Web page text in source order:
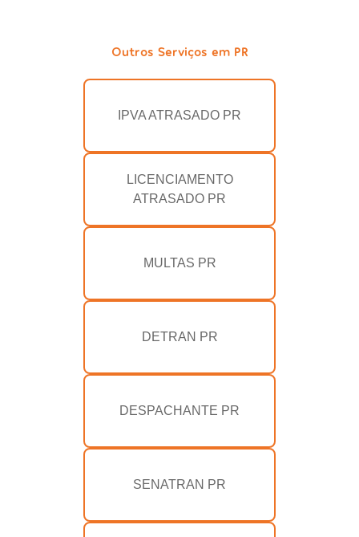
Outros Serviços em PR
IPVA ATRASADO PR
LICENCIAMENTO
ATRASADO PR
MULTAS PR
DETRAN PR
DESPACHANTE PR
SENATRAN PR